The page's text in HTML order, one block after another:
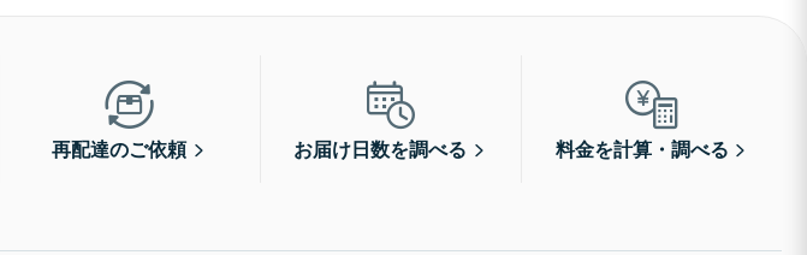
再配達のご依頼 お届け日数を調べる 料金を計算・調べる